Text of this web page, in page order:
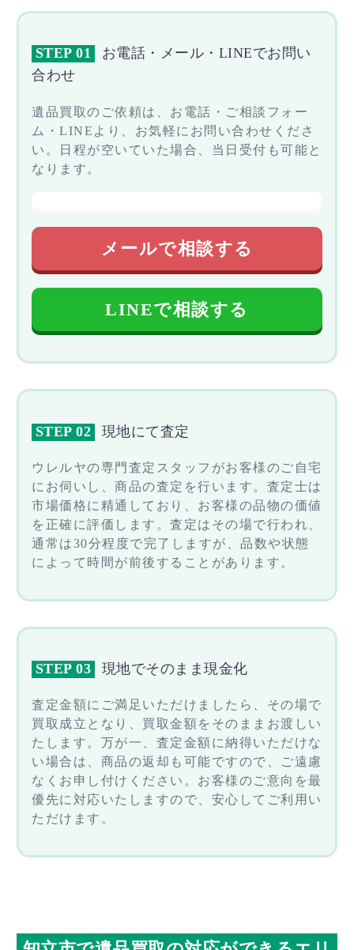
STEP 01
お電話・メール・LINEでお問い
合わせ
遺品買取のご依頼は、お電話・ご相談フォー
ム・LINEより、お気軽にお問い合わせくださ
い。日程が空いていた場合、当日受付も可能と
なります。
メールで相談する
LINEで相談する
STEP 02 現地にて査定
ウレルヤの専門査定スタッフがお客様のご自宅
にお伺いし、商品の査定を行います。査定士は
市場価格に精通しており、お客様の品物の価値
を正確に評価します。査定はその場で行われ、
通常は30分程度で完了しますが、品数や状態
によって時間が前後することがあります。
STEP 03 現地でそのまま現金化
査定金額にご満足いただけましたら、その場で
買取成立となり、買取金額をそのままお渡しい
たします。万が一、査定金額に納得いただけな
い場合は、商品の返却も可能ですので、ご遠慮
なくお申し付けください。お客様のご意向を最
優先に対応いたしますので、安心してご利用い
ただけます。